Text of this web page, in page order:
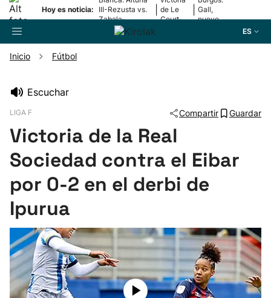
Hoy es noticia:
III-Rezusta vs.
Zabala-
Zabaleta
de Le
Court-
Gall,
nuevo
ES
Pelota
Remo
Baloncesto
Ciclismo
Herri-kirolak
Inicio Fútbol
Escuchar
LIGA F Compartir Guardar
Victoria de la Real
Sociedad contra el Eibar
por 0-2 en el derbi de
Ipurua